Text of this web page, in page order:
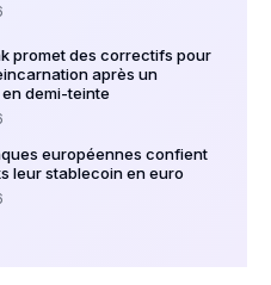
promet des correctifs pour
après un
demi-teinte
européennes confient
leur stablecoin en euro